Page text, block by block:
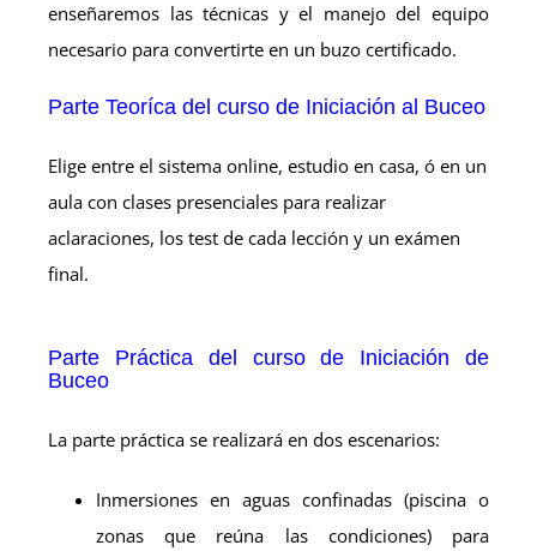
enseñaremos las técnicas y el manejo del equipo
necesario para convertirte en un buzo certificado.
Parte Teoríca del curso de Iniciación al Buceo
Elige entre el sistema online, estudio en casa, ó en un
aula con clases presenciales para realizar
aclaraciones, los test de cada lección y un exámen
final.
Parte Práctica del curso de Iniciación de
Buceo
La parte práctica se realizará en dos escenarios:
Inmersiones en aguas confinadas (piscina o
zonas que reúna las condiciones) para